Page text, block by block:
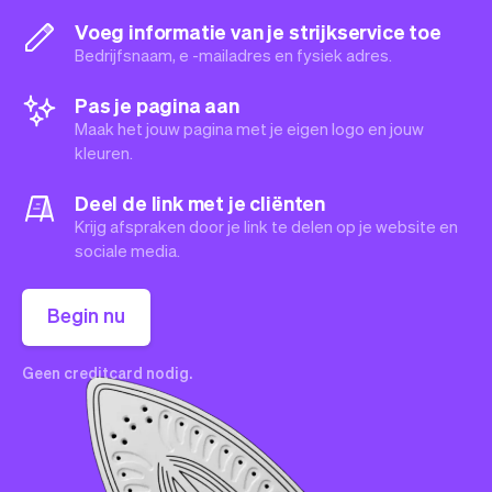
Voeg informatie van je strijkservice toe
Bedrijfsnaam, e -mailadres en fysiek adres.
Pas je pagina aan
Maak het jouw pagina met je eigen logo en jouw
kleuren.
Deel de link met je cliënten
Krijg afspraken door je link te delen op je website en
sociale media.
Begin nu
Geen creditcard nodig.